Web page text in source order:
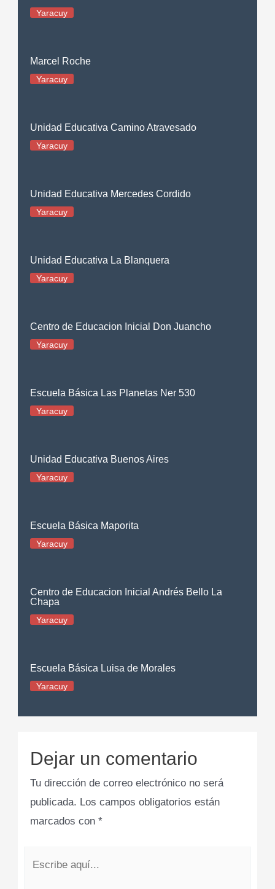
Yaracuy
Marcel Roche
Yaracuy
Unidad Educativa Camino Atravesado
Yaracuy
Unidad Educativa Mercedes Cordido
Yaracuy
Unidad Educativa La Blanquera
Yaracuy
Centro de Educacion Inicial Don Juancho
Yaracuy
Escuela Básica Las Planetas Ner 530
Yaracuy
Unidad Educativa Buenos Aires
Yaracuy
Escuela Básica Maporita
Yaracuy
Centro de Educacion Inicial Andrés Bello La
Chapa
Yaracuy
Escuela Básica Luisa de Morales
Yaracuy
Dejar un comentario
Tu dirección de correo electrónico no será
publicada. Los campos obligatorios están
marcados con*